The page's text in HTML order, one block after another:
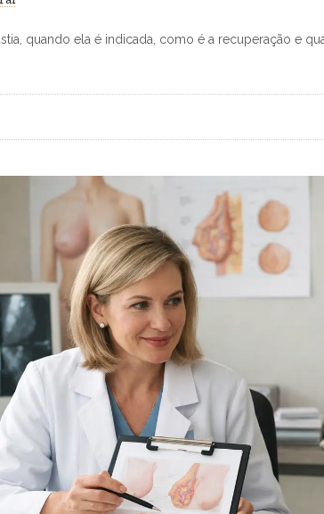
quando ela é indicada, como é a recuperação e